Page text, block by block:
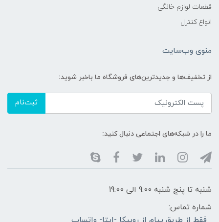
قطعات لوازم خانگی
انواع کنترل
منوی وب‌سایت
از تخفیف‌ها و جدیدترین‌های فروشگاه ما باخبر شوید:
ثبت‌نام
ما را در شبکه‌های اجتماعی دنبال کنید:
شنبه تا پنج شنبه 9:00 الی 19:00
شماره تماس: